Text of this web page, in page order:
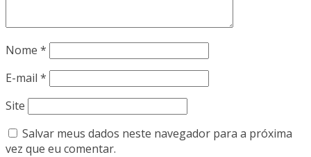
Nome *
E-mail *
Site
Salvar meus dados neste navegador para a próxima
vez que eu comentar.